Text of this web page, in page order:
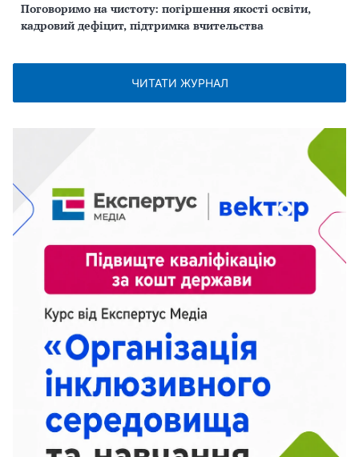
Поговоримо на чистоту: погіршення якості освіти,
кадровий дефіцит, підтримка вчительства
ЧИТАТИ ЖУРНАЛ